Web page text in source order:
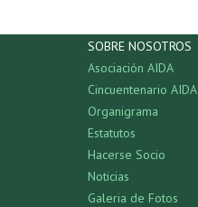
SOBRE NOSOTROS
Asociación AIDA
Cincuentenario AIDA
Organigrama
Estatutos
Hacerse Socio
Noticias
Galeria de Fotos